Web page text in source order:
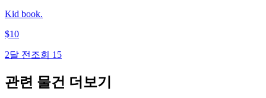
Kid book.
$10
2달 전 조회 15
관련 물건 더보기